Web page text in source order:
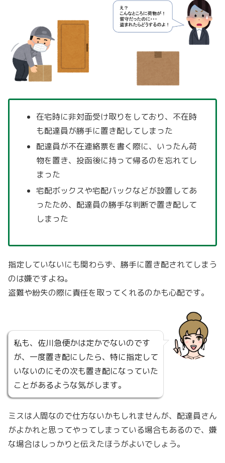
在宅時に非対面受け取りをしており、不在時
も配達員が勝手に置き配してしまった
配達員が不在連絡票を書く際に、いったん荷
物を置き、投函後に持って帰るのを忘れてし
まった
宅配ボックスや宅配バックなどが設置してあ
ったため、配達員の勝手な判断で置き配して
しまった
指定していないにも関わらず、勝手に置き配されてしまう
のは嫌ですよね。
盗難や紛失の際に責任を取ってくれるのかも心配です。
私も、佐川急便かは定かでないのです
が、一度置き配にしたら、特に指定して
いないのにその次も置き配になっていた
ことがあるような気がします。
ミスは人間なので仕方ないかもしれませんが、配達員さん
がよかれと思ってやってしまっている場合もあるので、嫌
な場合はしっかりと伝えたほうがよいでしょう。